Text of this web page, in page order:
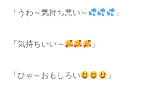
「うわ～気持ち悪い～ 」
「気持ちいい～ 」
「ひゃ～おもしろい 」